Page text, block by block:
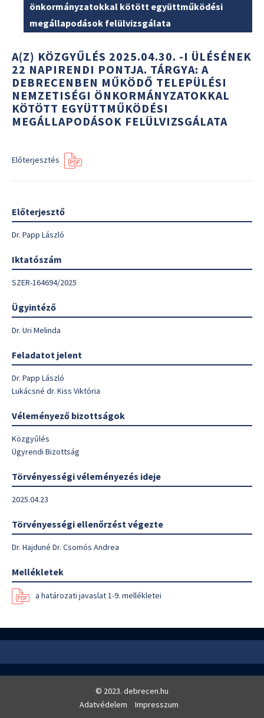
önkormányzatokkal kötött együttműködési
megállapodások felülvizsgálata
A(Z) KÖZGYŰLÉS 2025.04.30. -I ÜLÉSÉNEK
22 NAPIRENDI PONTJA. TÁRGYA: A
DEBRECENBEN MŰKÖDŐ TELEPÜLÉSI
NEMZETISÉGI ÖNKORMÁNYZATOKKAL
KÖTÖTT EGYÜTTMŰKÖDÉSI
MEGÁLLAPODÁSOK FELÜLVIZSGÁLATA
Előterjesztés
Előterjesztő
Dr. Papp László
Iktatószám
SZER-164694/2025
Ügyintéző
Dr. Uri Melinda
Feladatot jelent
Dr. Papp László
Lukácsné dr. Kiss Viktória
Véleményező bizottságok
Közgyűlés
Ügyrendi Bizottság
Törvényességi véleményezés ideje
2025.04.23
Törvényességi ellenőrzést végezte
Dr. Hajduné Dr. Csomós Andrea
Mellékletek
a határozati javaslat 1-9. mellékletei
© 2023. debrecen.hu
Adatvédelem
Impresszum